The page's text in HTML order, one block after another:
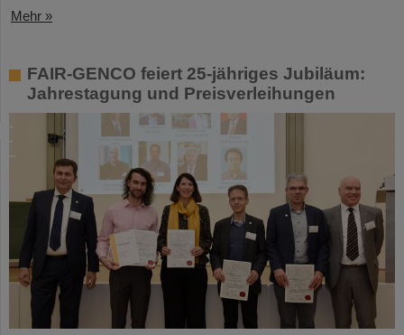
Mehr »
FAIR-GENCO feiert 25-jähriges Jubiläum:
Jahrestagung und Preisverleihungen